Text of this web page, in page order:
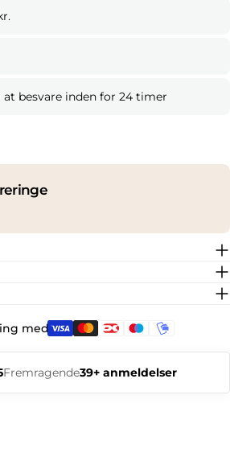
besvare inden for 24 timer
med:
Fremragende39+ anmeldelser